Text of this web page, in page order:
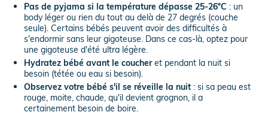
Pas de pyjama si la température dépasse 25-26°C : un
body léger ou rien du tout au delà de 27 degrés (couche
seule). Certains bébés peuvent avoir des difficultés à
s'endormir sans leur gigoteuse. Dans ce cas-là, optez pour
une gigoteuse d'été ultra légère.
Hydratez bébé avant le coucheret pendant la nuit si
besoin (tétée ou eau si besoin).
Observez votre bébé s'il se réveille la nuit : si sa peau est
rouge, moite, chaude, qu'il devient grognon, il a
certainement besoin de boire.